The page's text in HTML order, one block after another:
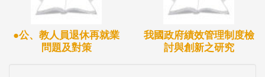
●公、教人員退休再就業
問題及對策
我國政府績效管理制度檢
討與創新之研究